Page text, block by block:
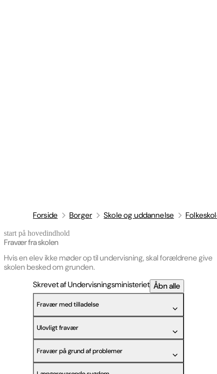
Forside Borger Skole og uddannelse
start på hovedindhold
Fravær fra skolen
Hvis en elev ikke møder op til undervisning, skal forældrene give
skolen besked om grunden.
senest opdateret 16. april 2026
Skrevet af Undervisningsministeriet Åbn alle
Fravær med tilladelse
Ulovligt fravær
Fravær på grund af problemer